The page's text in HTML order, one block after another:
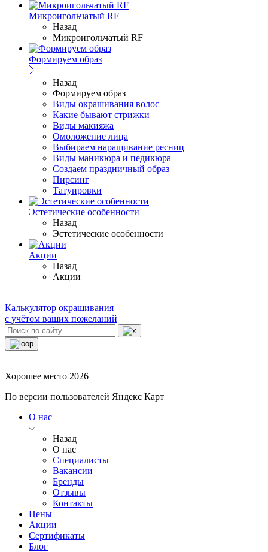
Микроигольчатый RF
Назад
Микроигольчатый RF
Формируем образ
Назад
Формируем образ
Виды окрашивания волос
Какие бывают стрижки
Виды макияжа
Омоложение лица
Выбираем наращивание ресниц
Виды маникюра и педикюра
Создаем праздничный образ
Пирсинг
Татуировки
Эстетические особенности
Назад
Эстетические особенности
Акции
Назад
Акции
Калькулятор окрашивания
с учётом ваших пожеланий
Хорошее место 2026
По версии пользователей Яндекс Карт
О нас
Назад
О нас
Специалисты
Вакансии
Бренды
Отзывы
Контакты
Цены
Акции
Сертификаты
Блог